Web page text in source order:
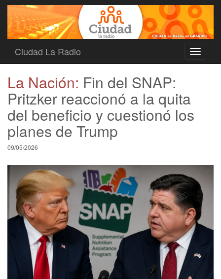
Toggle
Ciudad La Radio
La Nación: Fin del SNAP:
Pritzker reaccionó a la quita
del beneficio y cuestionó los
planes de Trump
09/05/2026